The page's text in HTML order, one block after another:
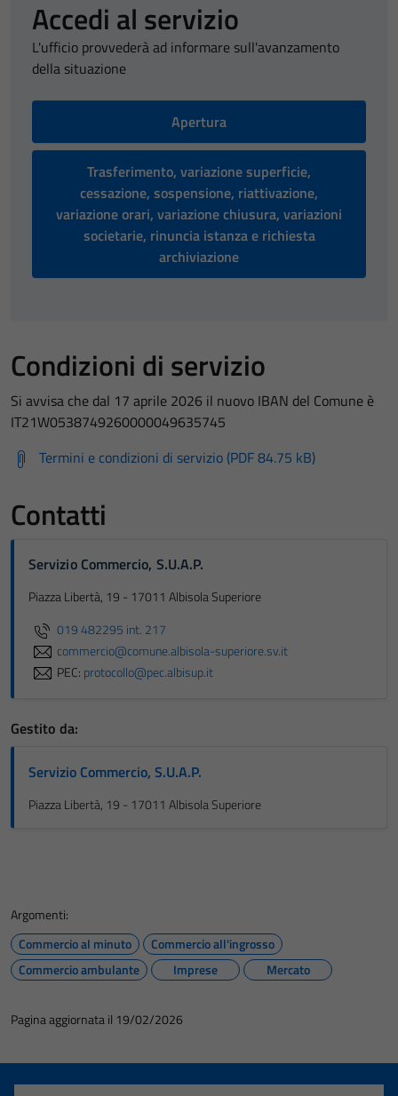
Accedi al servizio
L'ufficio provvederà ad informare sull'avanzamento
della situazione
Apertura
Trasferimento, variazione superficie,
cessazione, sospensione, riattivazione,
variazione orari, variazione chiusura, variazioni
societarie, rinuncia istanza e richiesta
archiviazione
Condizioni di servizio
Si avvisa che dal 17 aprile 2026 il nuovo IBAN del Comune è
IT21W0538749260000049635745
Termini e condizioni di servizio (PDF 84.75 kB)
Contatti
Servizio Commercio, S.U.A.P.
Piazza Libertà, 19 - 17011 Albisola Superiore
019 482295 int. 217
commercio@comune.albisola-superiore.sv.it
PEC: protocollo@pec.albisup.it
Gestito da:
Servizio Commercio, S.U.A.P.
Piazza Libertà, 19 - 17011 Albisola Superiore
Argomenti:
Commercio al minuto
Commercio all'ingrosso
Commercio ambulante
Imprese Mercato
Pagina aggiornata il 19/02/2026